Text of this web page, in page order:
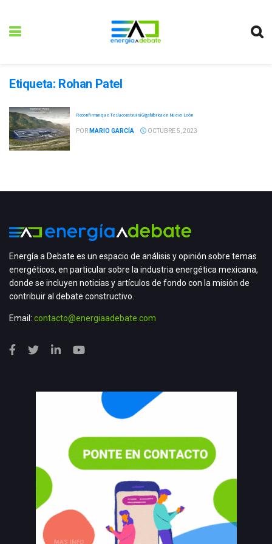
Etiqueta: Rohan Patel
Reconfirman que Tesla construirá Gigafábrica en Nuevo León
POR MARIO GARCÍA OCTUBRE 5, 2023
Energía a Debate es un espacio de análisis y opinión sobre temas
energéticos, en particular sobre la industria energética mexicana,
donde se incluyen noticias y artículos de fondo con la misión de
contribuir al debate constructivo.
Email: contacto@energiaadebate.com